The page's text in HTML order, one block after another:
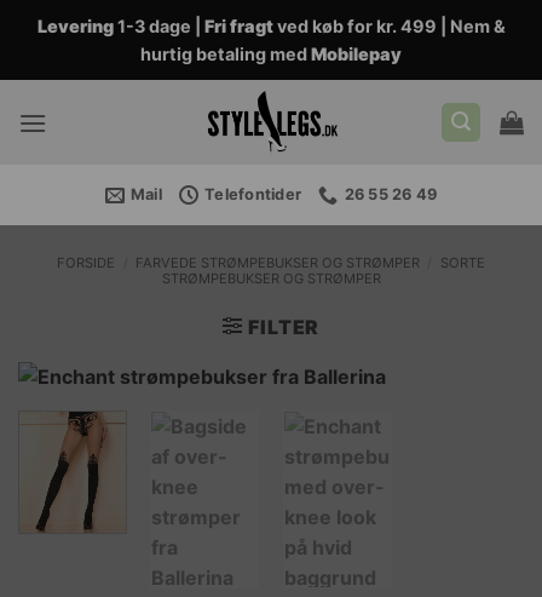
Fortsæt
indhold
Levering1-3 dage | Fri fragtved køb for kr. 499 | Nem &
hurtig betaling medMobilepay
Mail Telefontider 26 55 26 49
FORSIDE FARVEDE STRØMPEBUKSER OG STRØMPER
SORTE
STRØMPEBUKSER OG STRØMPER
FILTER